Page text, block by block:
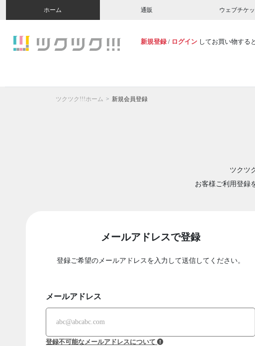
ホーム 通販 ウェブチケッ
新規登録 / ログイン してお買い物する
ツクツク!!!ホーム 新規会員登録
ツクツ
お客様ご利用登録
メールアドレスで登録
登録ご希望のメールアドレスを入力して送信してください。
メールアドレス
登録不可能なメールアドレスについて